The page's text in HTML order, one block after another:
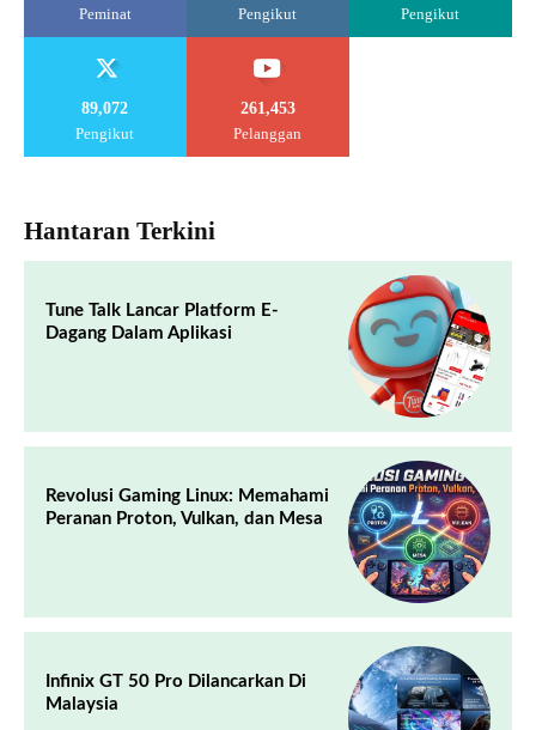
Peminat Pengikut Pengikut
89,072
Pengikut
261,453
Pelanggan
Hantaran Terkini
Tune Talk Lancar Platform E-
Dagang Dalam Aplikasi
Revolusi Gaming Linux: Memahami
Peranan Proton, Vulkan, dan Mesa
Infinix GT 50 Pro Dilancarkan Di
Malaysia